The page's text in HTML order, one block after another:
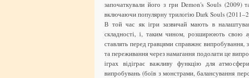
започаткували його з гри Demon's Souls (2009)
включаючи популярну трилогію Dark Souls
В той час як ігри зазвичай мають в
складності, і, таким чином, розширюють свою
ставлять перед гравцями справжнє
та переживання через намагання подолати це
іграх відіграє важливу функцію для
випробувань (боїв з монстрами, балансування